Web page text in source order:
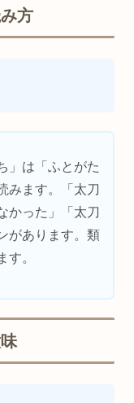
方
」は「ふとがた
みます。「太刀
かった」「太刀
があります。類
す。